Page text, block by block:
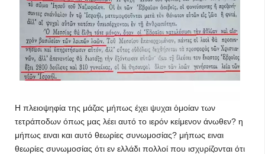
Η πλειοψηφία της μάζας μήπως έχει ψυχαι ὁμοίαν των
τετράποδων όπως μας λέει αυτό το ιερόν κείμενον άνωθεν? η
μήπως ειναι και αυτό θεωρίες συνωμοσίας? μήπως ειναι
θεωρίες συνωμοσίας ότι εν ελλάδι πολλοί που ισχυρίζονται ότι